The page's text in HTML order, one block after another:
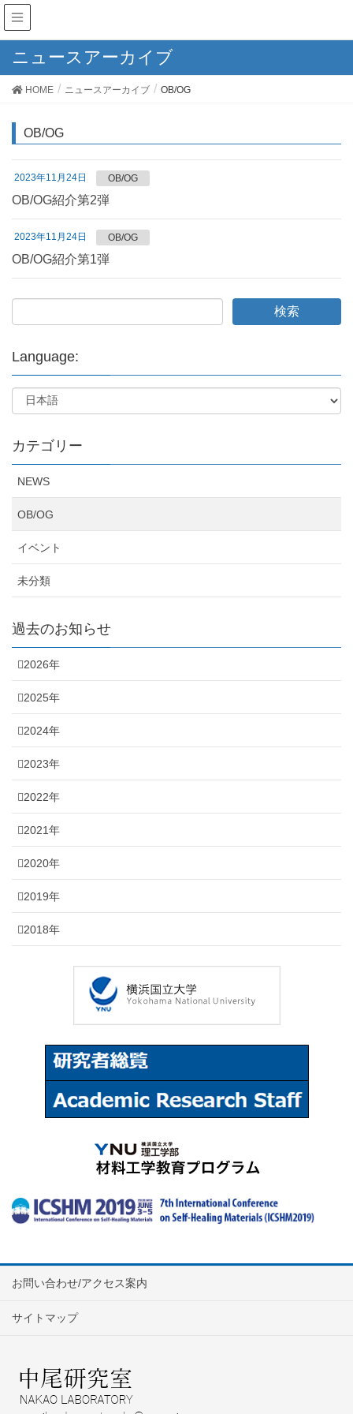
ニュースアーカイブ
HOME ニュースアーカイブ OB/OG
OB/OG
2023年11月24日 OB/OG
OB/OG紹介第2弾
2023年11月24日 OB/OG
OB/OG紹介第1弾
Language:
カテゴリー
NEWS
OB/OG
イベント
未分類
過去のお知らせ
2026年
2025年
2024年
2023年
2022年
2021年
2020年
2019年
2018年
お問い合わせ/アクセス案内
サイトマップ